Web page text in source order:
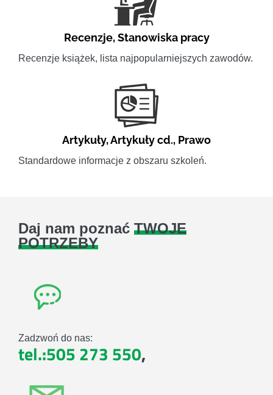
Recenzje,Stanowiska pracy
Recenzje książek, lista najpopularniejszych zawodów.
Artykuły,Artykuły cd., Prawo
Standardowe informacje z obszaru szkoleń.
Daj nam poznać TWOJE
POTRZEBY
Zadzwoń do nas:
tel.:505 273 550,